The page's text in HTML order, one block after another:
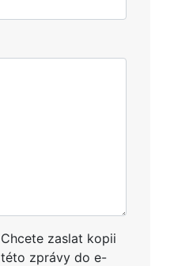
Chcete zaslat kopii
této zprávy do e-